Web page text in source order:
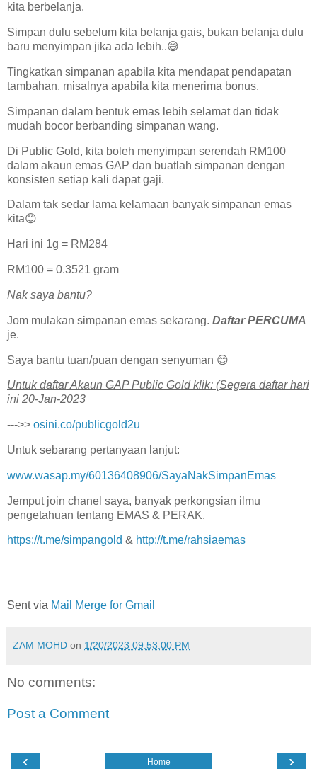
kita berbelanja.
Simpan dulu sebelum kita belanja gais, bukan belanja dulu
baru menyimpan jika ada lebih..😅
Tingkatkan simpanan apabila kita mendapat pendapatan
tambahan, misalnya apabila kita menerima bonus.
Simpanan dalam bentuk emas lebih selamat dan tidak
mudah bocor berbanding simpanan wang.
Di Public Gold, kita boleh menyimpan serendah RM100
dalam akaun emas GAP dan buatlah simpanan dengan
konsisten setiap kali dapat gaji.
Dalam tak sedar lama kelamaan banyak simpanan emas
kita😊
Hari ini 1g = RM284
RM100 = 0.3521 gram
Nak saya bantu?
Jom mulakan simpanan emas sekarang. Daftar PERCUMA
je.
Saya bantu tuan/puan dengan senyuman 😊
U͏n͏t͏u͏k͏ d͏a͏f͏t͏a͏r͏ A͏k͏a͏u͏n͏ G͏A͏P͏ P͏u͏b͏l͏i͏c͏ G͏o͏l͏d͏ k͏l͏i͏k͏: (Segera daftar hari
ini 20-Jan-2023
--->> osini.co/publicgold2u
Untuk sebarang pertanyaan lanjut:
www.wasap.my/60136408906/SayaNakSimpanEmas
Jemput join chanel saya, banyak perkongsian ilmu
pengetahuan tentang EMAS & PERAK.
https://t.me/simpangold & http://t.me/rahsiaemas
Sent via Mail Merge for Gmail
ZAM MOHD on 1/20/2023 09:53:00 PM
No comments:
Post a Comment
‹ ›
Home